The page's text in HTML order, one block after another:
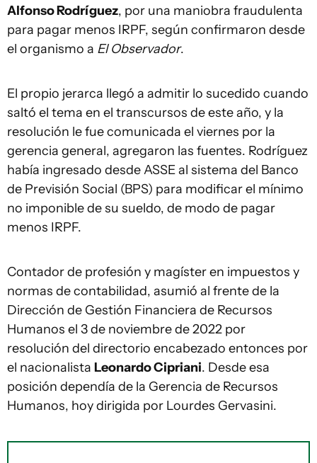
Alfonso Rodríguez, por una maniobra fraudulenta
para pagar menos IRPF, según confirmaron desde
el organismo a El Observador.
El propio jerarca llegó a admitir lo sucedido cuando
saltó el tema en el transcursos de este año, y la
resolución le fue comunicada el viernes por la
gerencia general, agregaron las fuentes. Rodríguez
había ingresado desde ASSE al sistema del Banco
de Previsión Social (BPS) para modificar el mínimo
no imponible de su sueldo, de modo de pagar
menos IRPF.
Contador de profesión y magíster en impuestos y
normas de contabilidad, asumió al frente de la
Dirección de Gestión Financiera de Recursos
Humanos el 3 de noviembre de 2022 por
resolución del directorio encabezado entonces por
el nacionalista Leonardo Cipriani. Desde esa
posición dependía de la Gerencia de Recursos
Humanos, hoy dirigida por Lourdes Gervasini.